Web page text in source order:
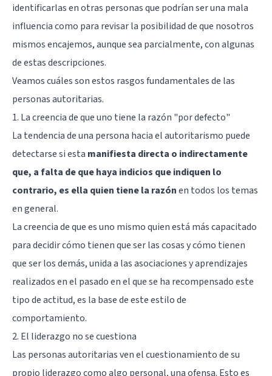
identificarlas en otras personas que podrían ser una mala
influencia como para revisar la posibilidad de que nosotros
mismos encajemos, aunque sea parcialmente, con algunas
de estas descripciones.
Veamos cuáles son estos rasgos fundamentales de las
personas autoritarias.
1. La creencia de que uno tiene la razón "por defecto"
La tendencia de una persona hacia el autoritarismo puede
detectarse si esta manifiesta directa o indirectamente
que, a falta de que haya indicios que indiquen lo
contrario, es ella quien tiene la razónen todos los temas
en general.
La creencia de que es uno mismo quien está más capacitado
para decidir cómo tienen que ser las cosas y cómo tienen
que ser los demás, unida a las asociaciones y aprendizajes
realizados en el pasado en el que se ha recompensado este
tipo de actitud, es la base de este estilo de
comportamiento.
2. El liderazgo no se cuestiona
Las personas autoritarias ven el cuestionamiento de su
propio liderazgocomo algo personal, una ofensa. Esto es